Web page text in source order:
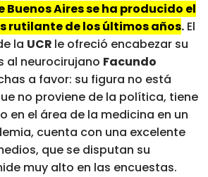
Buenos Aires se ha producido el
rutilante de los últimos años. El
la UCR le ofreció encabezar su
al neurocirujano Facundo
a favor: su figura no está
no proviene de la política, tiene
en el área de la medicina en un
cuenta con una excelente
que se disputan su
muy alto en las encuestas.